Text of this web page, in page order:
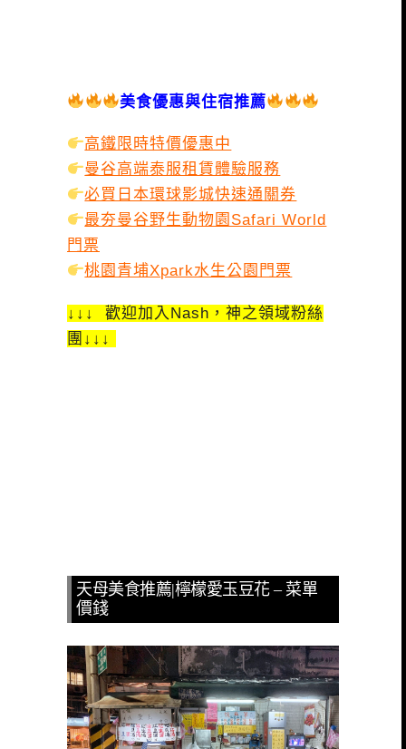
美食優惠與住宿推薦
高鐵限時特價優惠中
曼谷高端泰服租賃體驗服務
必買日本環球影城快速通關券
最夯曼谷野生動物園Safari World
門票
桃園青埔Xpark水生公園門票
↓↓↓ 歡迎加入Nash，神之領域粉絲
團↓↓↓
天母美食推薦|檸檬愛玉豆花 – 菜單
價錢